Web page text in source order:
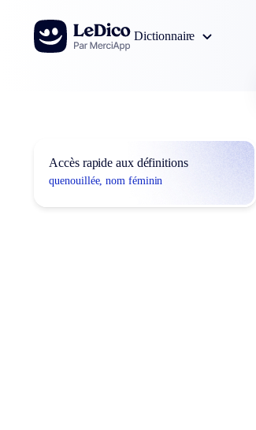
Aller au contenu
Dictionnaire
Accès rapide aux définitions
quenouillée, nom féminin